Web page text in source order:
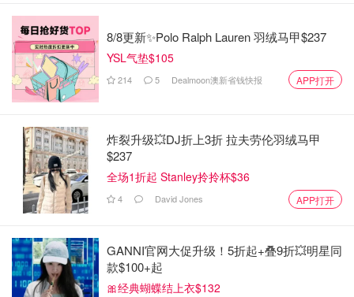
8/8更新✨Polo Ralph Lauren 羽绒马甲$237
YSL气垫$105
214 5 Dealmoon澳新省钱快报 APP打开
炸裂升级💥DJ折上3折 拉夫劳伦羽绒马甲
$237
全场1折起 Stanley拎拎杯$36
4 David Jones APP打开
GANNI官网大促升级！5折起+叠9折💥明星同
款$100+起
🎀经典蝴蝶结上衣$132